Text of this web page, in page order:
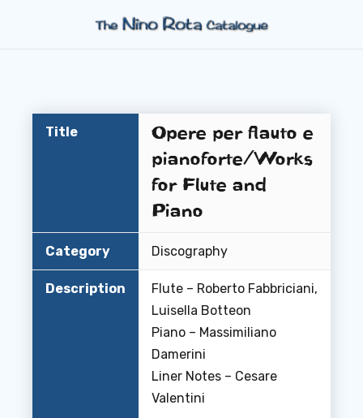
Title
Opere per flauto e
pianoforte/Works
for Flute and
Piano
Category Discography
Description
Flute – Roberto Fabbriciani,
Luisella Botteon
Piano – Massimiliano
Damerini
Liner Notes – Cesare
Valentini